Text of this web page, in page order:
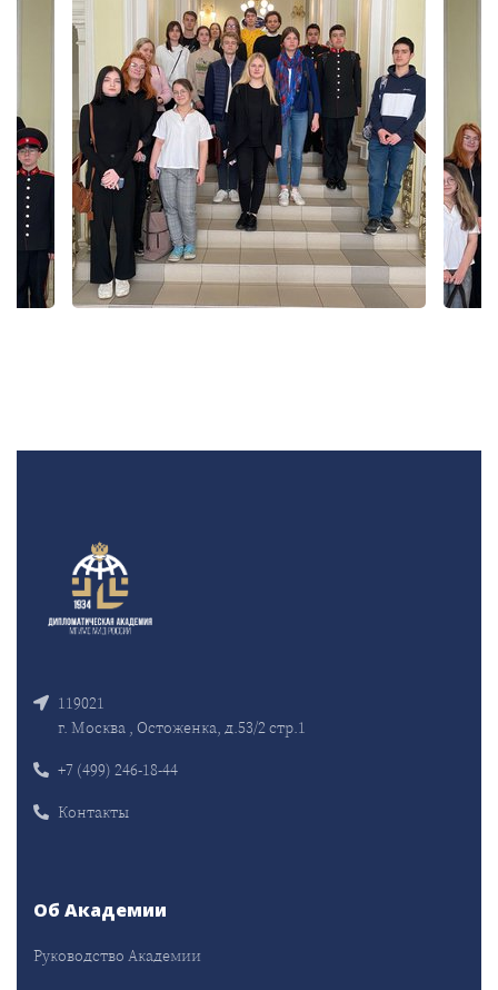
119021
г. Москва , Остоженка, д.53/2 стр.1
+7 (499) 246-18-44
Контакты
Об Академии
Руководство Академии